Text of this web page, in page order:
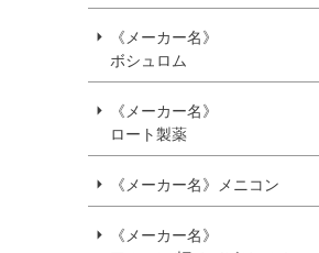
《メーカー名》
ボシュロム
《メーカー名》
ロート製薬
《メーカー名》メニコン
《メーカー名》